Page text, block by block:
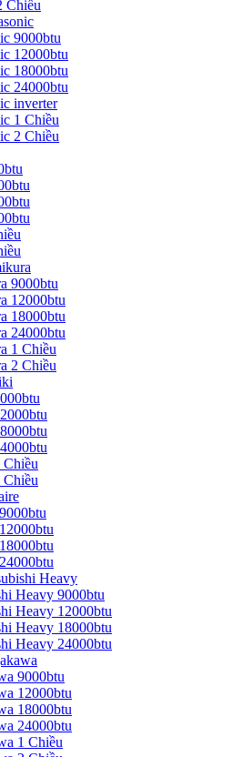
Chiều
9000btu
12000btu
18000btu
24000btu
inverter
1 Chiều
2 Chiều
9000btu
12000btu
18000btu
24000btu
1 Chiều
2 Chiều
Heavy
Heavy 9000btu
Heavy 12000btu
Heavy 18000btu
Heavy 24000btu
9000btu
12000btu
18000btu
24000btu
1 Chiều